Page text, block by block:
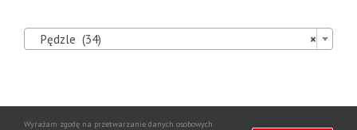
×
Pędzle (34)
Wyrażam zgodę na przetwarzanie danych osobowych